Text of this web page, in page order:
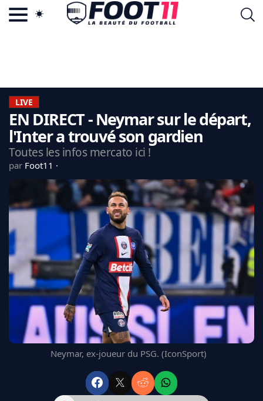
LA CHARTE
VIE PRIVÉE
CGU
CONTACTEZ-NOUS
MERCATO
CDM 2026
LIGUE 1
REAL MADRID
FC BARCELONE
MANCHESTER UNITED
CHELSEA
ARSENAL
BAYERN
L'AVIS DE LA RÉDAC'
LIVE
EN DIRECT - Neymar sur le départ,
l'Inter a trouvé son gardien
Toutes les infos mercato ici !
par Foot11
Neymar, ex-joueur du PSG. (IconSport)